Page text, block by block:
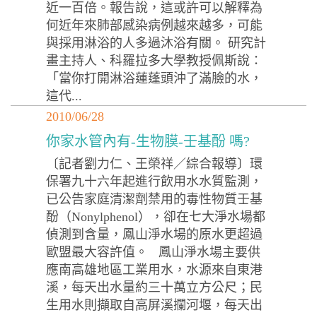
近一百倍。報告說，這或許可以解釋為
何近年來肺部感染病例越來越多，可能
與採用淋浴的人多過沐浴有關。 研究計
畫主持人、科羅拉多大學教授佩斯說：
「當你打開淋浴蓮蓬頭沖了滿臉的水，
這代...
2010/06/28
你家水管內有-生物膜-壬基酚 嗎?
〔記者劉力仁、王榮祥／綜合報導〕環
保署九十六年起進行飲用水水質監測，
已公告家庭清潔劑禁用的毒性物質壬基
酚（Nonylphenol），卻在七大淨水場都
偵測到含量，鳳山淨水場的原水更超過
歐盟最大容許值。 鳳山淨水場主要供
應南高雄地區工業用水，水源來自東港
溪，每天出水量約三十萬立方公尺；民
生用水則擷取自高屏溪攔河堰，每天出